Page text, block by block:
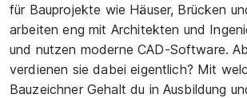
für Bauprojekte wie Häuser, Brücken
arbeiten eng mit Architekten und
und nutzen moderne CAD-Software.
verdienen sie dabei eigentlich? Mit
Bauzeichner Gehalt du in Ausbildung